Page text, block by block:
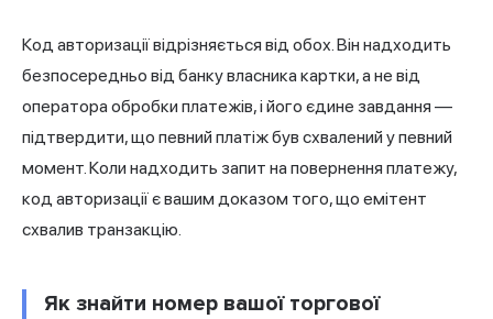
Код авторизації відрізняється від обох. Він надходить
безпосередньо від банку власника картки, а не від
оператора обробки платежів, і його єдине завдання —
підтвердити, що певний платіж був схвалений у певний
момент. Коли надходить запит на повернення платежу,
код авторизації є вашим доказом того, що емітент
схвалив транзакцію.
Як знайти номер вашої торгової